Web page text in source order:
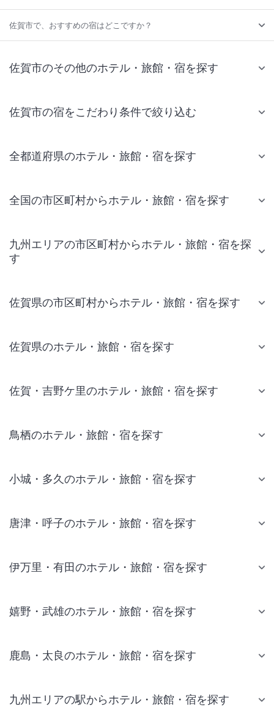
佐賀市で、おすすめの宿はどこですか？
佐賀市のその他のホテル・旅館・宿を探す
佐賀市の宿をこだわり条件で絞り込む
全都道府県のホテル・旅館・宿を探す
全国の市区町村からホテル・旅館・宿を探す
九州エリアの市区町村からホテル・旅館・宿を探
す
佐賀県の市区町村からホテル・旅館・宿を探す
佐賀県のホテル・旅館・宿を探す
佐賀・吉野ケ里のホテル・旅館・宿を探す
鳥栖のホテル・旅館・宿を探す
小城・多久のホテル・旅館・宿を探す
唐津・呼子のホテル・旅館・宿を探す
伊万里・有田のホテル・旅館・宿を探す
嬉野・武雄のホテル・旅館・宿を探す
鹿島・太良のホテル・旅館・宿を探す
九州エリアの駅からホテル・旅館・宿を探す